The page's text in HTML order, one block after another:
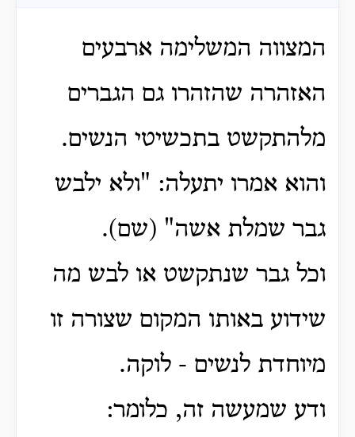
המצווה המשלימה ארבעים
האזהרה שהזהרו גם הגברים
מלהתקשט בתכשיטי הנשים.
והוא אמרו יתעלה: "ולא ילבש
גבר שמלת אשה" (שם).
וכל גבר שנתקשט או לבש מה
שידוע באותו המקום שצורה זו
מיוחדת לנשים - לוקה.
ודע שמעשה זה, כלומר: